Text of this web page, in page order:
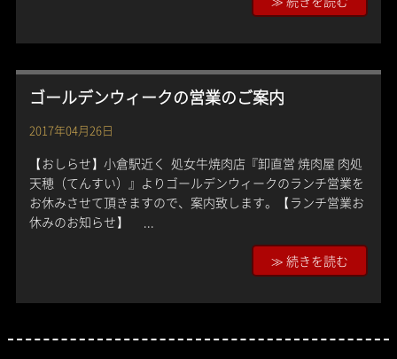
ゴールデンウィークの営業のご案内
2017年04月26日
【おしらせ】小倉駅近く 処女牛焼肉店『卸直営 焼肉屋 肉処
天穂（てんすい）』よりゴールデンウィークのランチ営業を
お休みさせて頂きますので、案内致します。【ランチ営業お
休みのお知らせ】 ...
≫ 続きを読む